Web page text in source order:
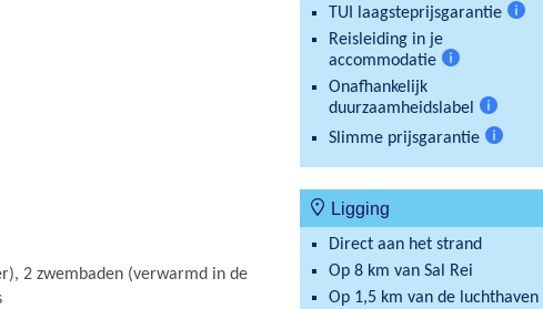
2 zwembaden (verwarmd in de
TUI laagsteprijsgarantie
Reisleiding in je
accommodatie
informatie
Onafhankelijk
duurzaamheidslabel
Meer
informatie
Slimme prijsgarantie
Ligging
Direct aan het strand
Op 8 km van Sal Rei
Op 1,5 km van de luchthaven